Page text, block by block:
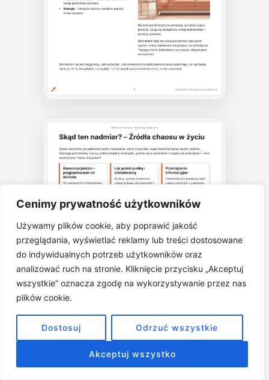
Cenimy prywatność użytkowników
Używamy plików cookie, aby poprawić jakość
przeglądania, wyświetlać reklamy lub treści dostosowane
do indywidualnych potrzeb użytkowników oraz
analizować ruch na stronie. Kliknięcie przycisku „Akceptuj
wszystkie” oznacza zgodę na wykorzystywanie przez nas
plików cookie.
Dostosuj Odrzuć wszystkie
Akceptuj wszystko